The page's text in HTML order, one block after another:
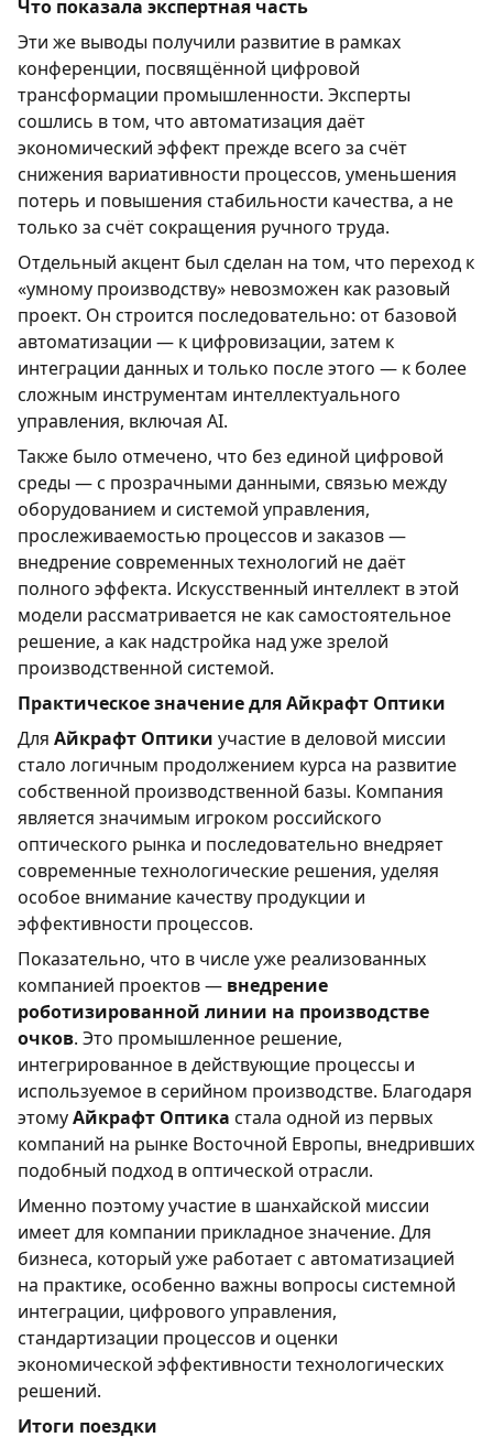
Что показала экспертная часть
Эти же выводы получили развитие в рамках
конференции, посвящённой цифровой
трансформации промышленности. Эксперты
сошлись в том, что автоматизация даёт
экономический эффект прежде всего за счёт
снижения вариативности процессов, уменьшения
потерь и повышения стабильности качества, а не
только за счёт сокращения ручного труда.
Отдельный акцент был сделан на том, что переход к
«умному производству» невозможен как разовый
проект. Он строится последовательно: от базовой
автоматизации — к цифровизации, затем к
интеграции данных и только после этого — к более
сложным инструментам интеллектуального
управления, включая AI.
Также было отмечено, что без единой цифровой
среды — с прозрачными данными, связью между
оборудованием и системой управления,
прослеживаемостью процессов и заказов —
внедрение современных технологий не даёт
полного эффекта. Искусственный интеллект в этой
модели рассматривается не как самостоятельное
решение, а как надстройка над уже зрелой
производственной системой.
Практическое значение для Айкрафт Оптики
Для Айкрафт Оптики участие в деловой миссии
стало логичным продолжением курса на развитие
собственной производственной базы. Компания
является значимым игроком российского
оптического рынка и последовательно внедряет
современные технологические решения, уделяя
особое внимание качеству продукции и
эффективности процессов.
Показательно, что в числе уже реализованных
компанией проектов — внедрение
роботизированной линии на производстве
очков. Это промышленное решение,
интегрированное в действующие процессы и
используемое в серийном производстве. Благодаря
этомуАйкрафт Оптика стала одной из первых
компаний на рынке Восточной Европы, внедривших
подобный подход в оптической отрасли.
Именно поэтому участие в шанхайской миссии
имеет для компании прикладное значение. Для
бизнеса, который уже работает с автоматизацией
на практике, особенно важны вопросы системной
интеграции, цифрового управления,
стандартизации процессов и оценки
экономической эффективности технологических
решений.
Итоги поездки